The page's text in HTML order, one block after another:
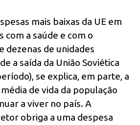
mais baixas da UE em
com a saúde e com o
dezenas de unidades
a saída da União Soviética
se explica, em parte, a
de vida da população
a viver no país. A
obriga a uma despesa